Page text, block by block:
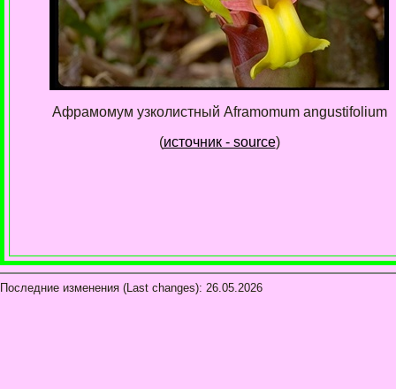
Афрамомум узколистный Aframomum angustifolium
(источник - source)
Последние изменения (Last changes): 26.05.2026